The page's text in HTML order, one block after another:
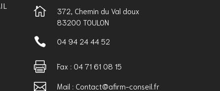

372, Chemin du Val doux
83200 TOULON
 04 94 24 44 52
 Fax : 04 71 61 08 15
 Mail : Contact@afirm-conseil.fr